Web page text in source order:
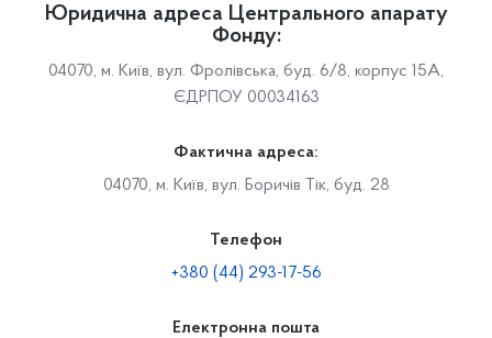
Юридична адреса Центрального апарату
Фонду:
04070, м. Київ, вул. Фролівська, буд. 6/8, корпус 15А,
ЄДРПОУ 00034163
Фактична адреса:
04070, м. Київ, вул. Боричів Тік, буд. 28
Телефон
+380 (44) 293-17-56
Електронна пошта